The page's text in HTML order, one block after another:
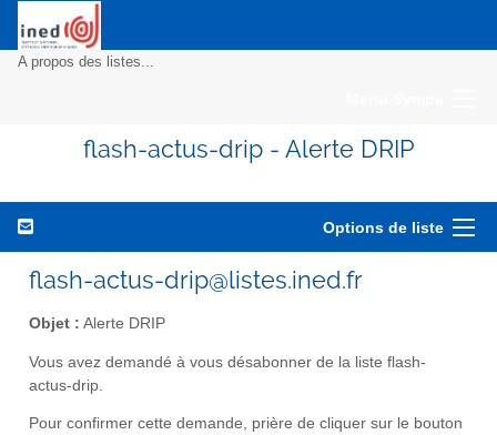
A propos des listes...
flash-actus-drip - Alerte DRIP
Options de liste
flash-actus-drip@listes.ined.fr
Objet : Alerte DRIP
Vous avez demandé à vous désabonner de la liste flash-
actus-drip.
Pour confirmer cette demande, prière de cliquer sur le bouton